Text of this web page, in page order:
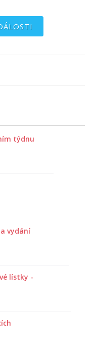
týdnu
vydání
lístky -